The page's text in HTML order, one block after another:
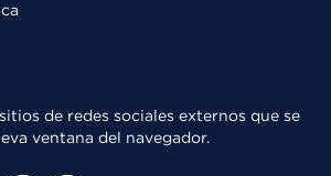
de redes sociales externos que se
ventana del navegador.